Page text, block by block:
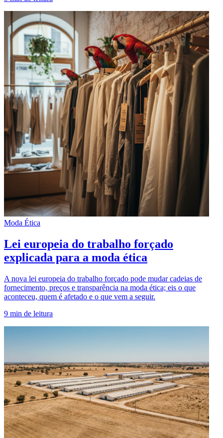
Moda Ética
Lei europeia do trabalho forçado
explicada para a moda ética
A nova lei europeia do trabalho forçado pode mudar cadeias de
fornecimento, preços e transparência na moda ética; eis o que
aconteceu, quem é afetado e o que vem a seguir.
9 min de leitura